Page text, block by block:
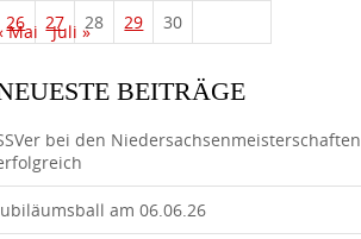
26
27 28 29 30
Mai Juli »
BEITRÄGE
bei den Niedersachsenmeisterschaften
am 06.06.26